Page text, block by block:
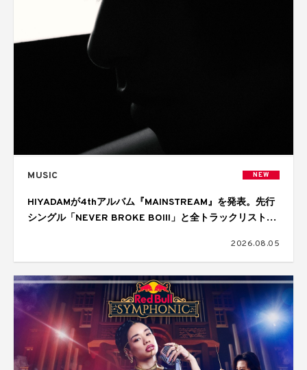
MUSIC NEW
HIYADAMが4thアルバム『MAINSTREAM』を発表。先行
シングル「NEVER BROKE BOIII」と全トラックリストを
2026.08.05